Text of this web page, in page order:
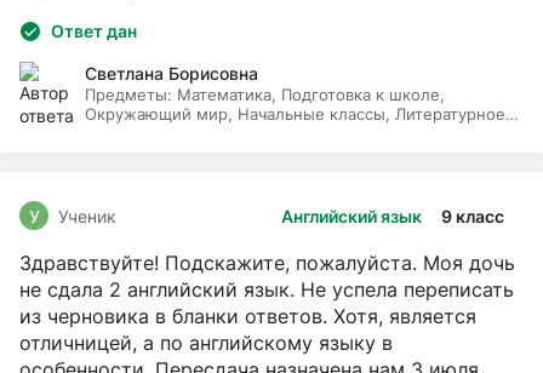
Ответ дан
Светлана Борисовна
Предметы: Математика, Подготовка к школе,
Окружающий мир, Начальные классы, Литературное
Английский язык 9 класс
У Ученик
Здравствуйте! Подскажите, пожалуйста. Моя дочь
не сдала 2 английский язык. Не успела переписать
из черновика в бланки ответов. Хотя, является
отличницей, а по английскому языку в